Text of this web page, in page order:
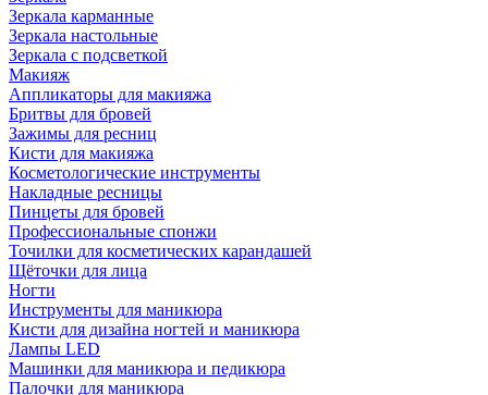
Зеркала карманные
Зеркала настольные
Зеркала с подсветкой
Макияж
Аппликаторы для макияжа
Бритвы для бровей
Зажимы для ресниц
Кисти для макияжа
Косметологические инструменты
Накладные ресницы
Пинцеты для бровей
Профессиональные спонжи
Точилки для косметических карандашей
Щёточки для лица
Ногти
Инструменты для маникюра
Кисти для дизайна ногтей и маникюра
Лампы LED
Машинки для маникюра и педикюра
Палочки для маникюра